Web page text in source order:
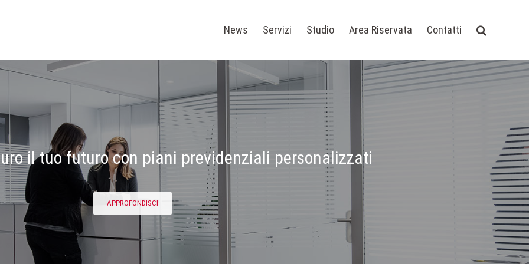
per:
News Servizi Studio Area Riservata Contatti
il tuo futuro con piani previdenziali personalizzati
APPROFONDISCI